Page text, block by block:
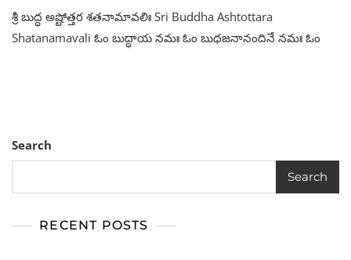
శ్రీ బుద్ధ అష్టోత్తర శతనామావలిః Sri Buddha Ashtottara
Shatanamavali ఓం బుద్ధాయ నమః ఓం బుధజనానందినే నమః ఓం
Search
Search
RECENT POSTS